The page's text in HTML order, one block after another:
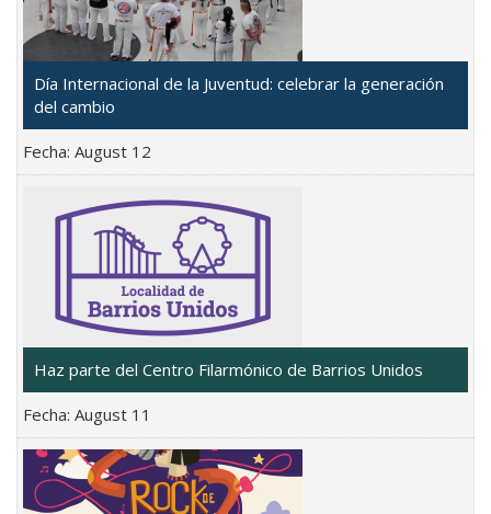
Día Internacional de la Juventud: celebrar la generación
del cambio
Fecha: August 12
Haz parte del Centro Filarmónico de Barrios Unidos
Fecha: August 11